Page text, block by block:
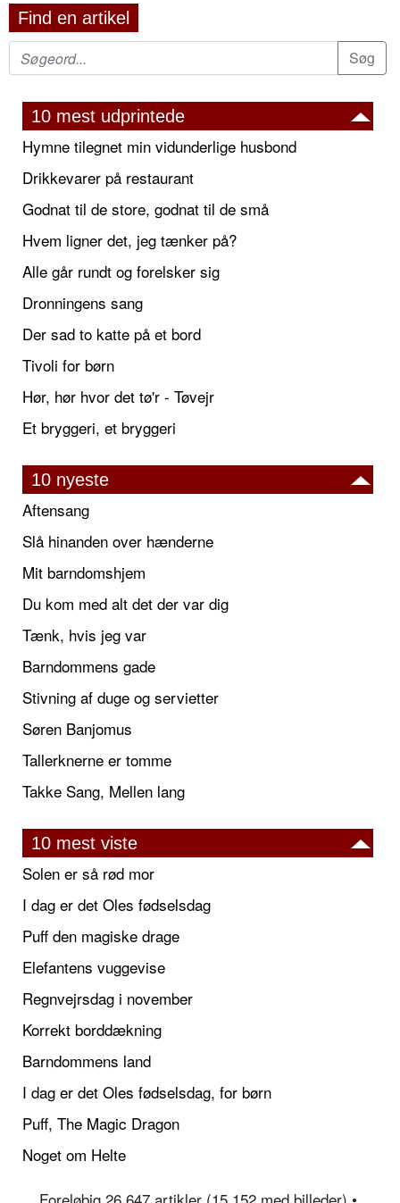
Find en artikel
10 mest udprintede
Hymne tilegnet min vidunderlige husbond
Drikkevarer på restaurant
Godnat til de store, godnat til de små
Hvem ligner det, jeg tænker på?
Alle går rundt og forelsker sig
Dronningens sang
Der sad to katte på et bord
Tivoli for børn
Hør, hør hvor det tø'r - Tøvejr
Et bryggeri, et bryggeri
10 nyeste
Aftensang
Slå hinanden over hænderne
Mit barndomshjem
Du kom med alt det der var dig
Tænk, hvis jeg var
Barndommens gade
Stivning af duge og servietter
Søren Banjomus
Tallerknerne er tomme
Takke Sang, Mellen lang
10 mest viste
Solen er så rød mor
I dag er det Oles fødselsdag
Puff den magiske drage
Elefantens vuggevise
Regnvejrsdag i november
Korrekt borddækning
Barndommens land
I dag er det Oles fødselsdag, for børn
Puff, The Magic Dragon
Noget om Helte